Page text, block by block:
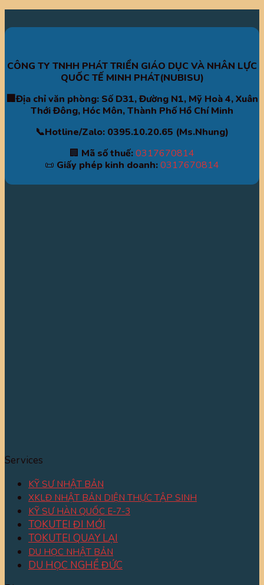
CÔNG TY TNHH PHÁT TRIỂN GIÁO DỤC VÀ NHÂN LỰC
QUỐC TẾ MINH PHÁT(NUBISU)
🏢Địa chỉ văn phòng: Số D31, Đường N1, Mỹ Hoà 4, Xuân
Thới Đông, Hóc Môn, Thành Phố Hồ Chí Minh
📞Hotline/Zalo: 0395.10.20.65 (Ms.Nhung)
🏢 Mã số thuế:0317670814
📜 Giấy phép kinh doanh:0317670814
Services
KỸ SƯ NHẬT BẢN
XKLĐ NHẬT BẢN DIỆN THỰC TẬP SINH
KỸ SƯ HÀN QUỐC E-7-3
TOKUTEI ĐI MỚI
TOKUTEI QUAY LẠI
DU HỌC NHẬT BẢN
DU HỌC NGHỀ ĐỨC